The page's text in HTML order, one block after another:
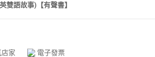
雙語故事)【有聲書】
店家 電子發票